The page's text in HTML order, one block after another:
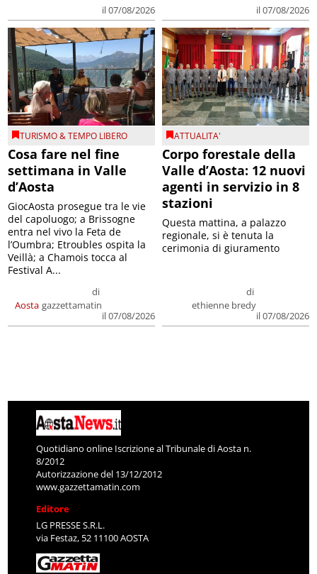
il 07/08/2026 il 07/08/2026
TURISMO & TEMPO LIBERO
Cosa fare nel fine
settimana in Valle
d’Aosta
Aosta
di
gazzettamatin
il 07/08/2026
GiocAosta prosegue tra le vie
del capoluogo; a Brissogne
entra nel vivo la Feta de
l’Oumbra; Etroubles ospita la
Veillà; a Chamois tocca al
Festival A...
ATTUALITA'
Corpo forestale della
Valle d’Aosta: 12 nuovi
agenti in servizio in 8
stazioni
di
ethienne bredy
il 07/08/2026
Questa mattina, a palazzo
regionale, si è tenuta la
cerimonia di giuramento
Quotidiano online Iscrizione al Tribunale di Aosta n.
8/2012
Autorizzazione del 13/12/2012
www.gazzettamatin.com
Editore
LG PRESSE S.R.L.
via Festaz, 52 11100 AOSTA